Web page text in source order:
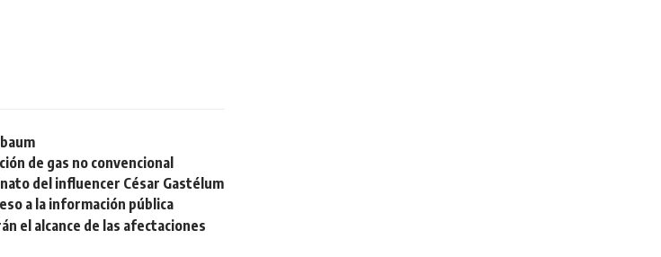
de gas no convencional
del influencer César Gastélum
a la información pública
el alcance de las afectaciones